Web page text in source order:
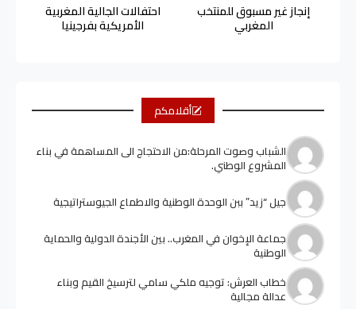
إنجاز غير مسبوق للمنتخب
المغربي
احتفالات الجالية المغربية
الأمريكية بفرجينيا
أقلامكم
الشباب وصوت المرحلة:من الاحتجاج الى المساهمة في بناء
المشروع الوطني.
جيل “زيد” ببن الوحدة الوطنية والاطماع الجيوستراتيجية
جماعة الإخوان في المغرب.. بين الأجندة الدولية والحماية
الوطنية
خطاب العرش: توجيه ملكي سامي لترسيخ القيم وبناء
عدالة مجالية